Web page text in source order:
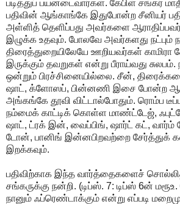
படித்துப் பயனடைவார்கள். கேபிள் சங்கர்
பதிவின் ஆங்காங்கே இதுபோன்ற சீனியர்
அள்ளித் தெளிப்பது அவர்களை
இழுக்க உதவும். போலவே அவர்களது நட்பும்
திரைத்துறையிலேயே ஊறியவர்கள் காமிரா
இருக்கும் தவறுகள் என்று பீராய்வது சுலபம்.
ஒன்றும் பிரச்சினையில்லை. சீன்,
ஷாட், க்ளோஸப், பின்னணி இசை போன்ற
அங்கங்கே தூவி விட்டால்போதும். ரொம்ப
நம்மைக் காட்டிக் கொள்ள மாண்ட்டேஜ்,
ஷாட், ட்ரக் இன், வைப்பிங், ஷார்ட் கட், வார்ம்
டோன், பானிங் இன்னபிறவற்றை சேர்த்துக்
இறக்கவும்.
பதிவிற்காக இந்த வார்த்தைகளைச்
சங்கருக்கு நன்றி. (டிப்ஸ். 7: டிப்ஸ் 6ன்
நானும் ஃப்ரெண்டாக்கும் என்று எப்படி